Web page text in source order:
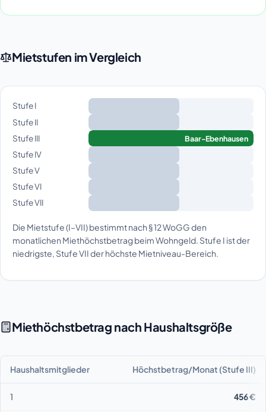
Mietstufen im Vergleich
Stufe I
Stufe II
Stufe III
Baar-Ebenhausen
Stufe IV
Stufe V
Stufe VI
Stufe VII
Die Mietstufe (I–VII) bestimmt nach § 12 WoGG den
monatlichen Miethöchstbetrag beim Wohngeld. Stufe I ist der
niedrigste, Stufe VII der höchste Mietniveau-Bereich.
Miethöchstbetrag nach Haushaltsgröße
Haushaltsmitglieder Höchstbetrag/Monat (Stufe III)
1 456 €